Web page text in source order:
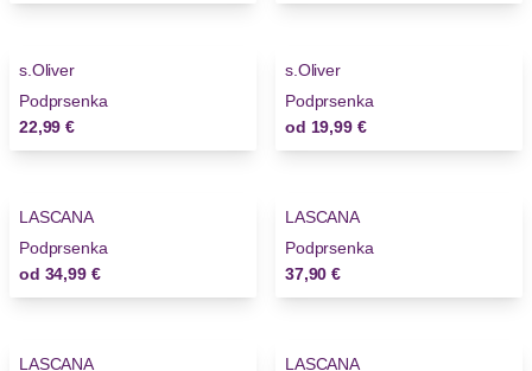
s.Oliver
Podprsenka
22,99 €
s.Oliver
Podprsenka
od 19,99 €
LASCANA
Podprsenka
od 34,99 €
LASCANA
Podprsenka
37,90 €
LASCANA
LASCANA